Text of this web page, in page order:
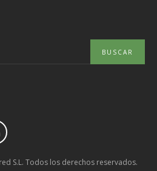
S.L. Todos los derechos reservados.